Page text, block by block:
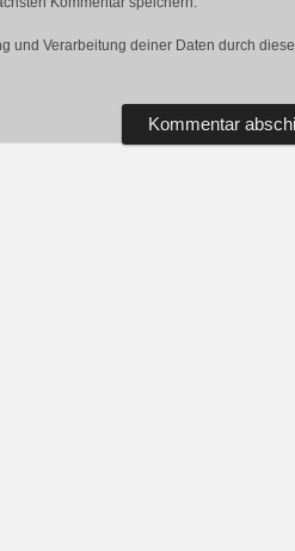
und Verarbeitung deiner Daten durch diese